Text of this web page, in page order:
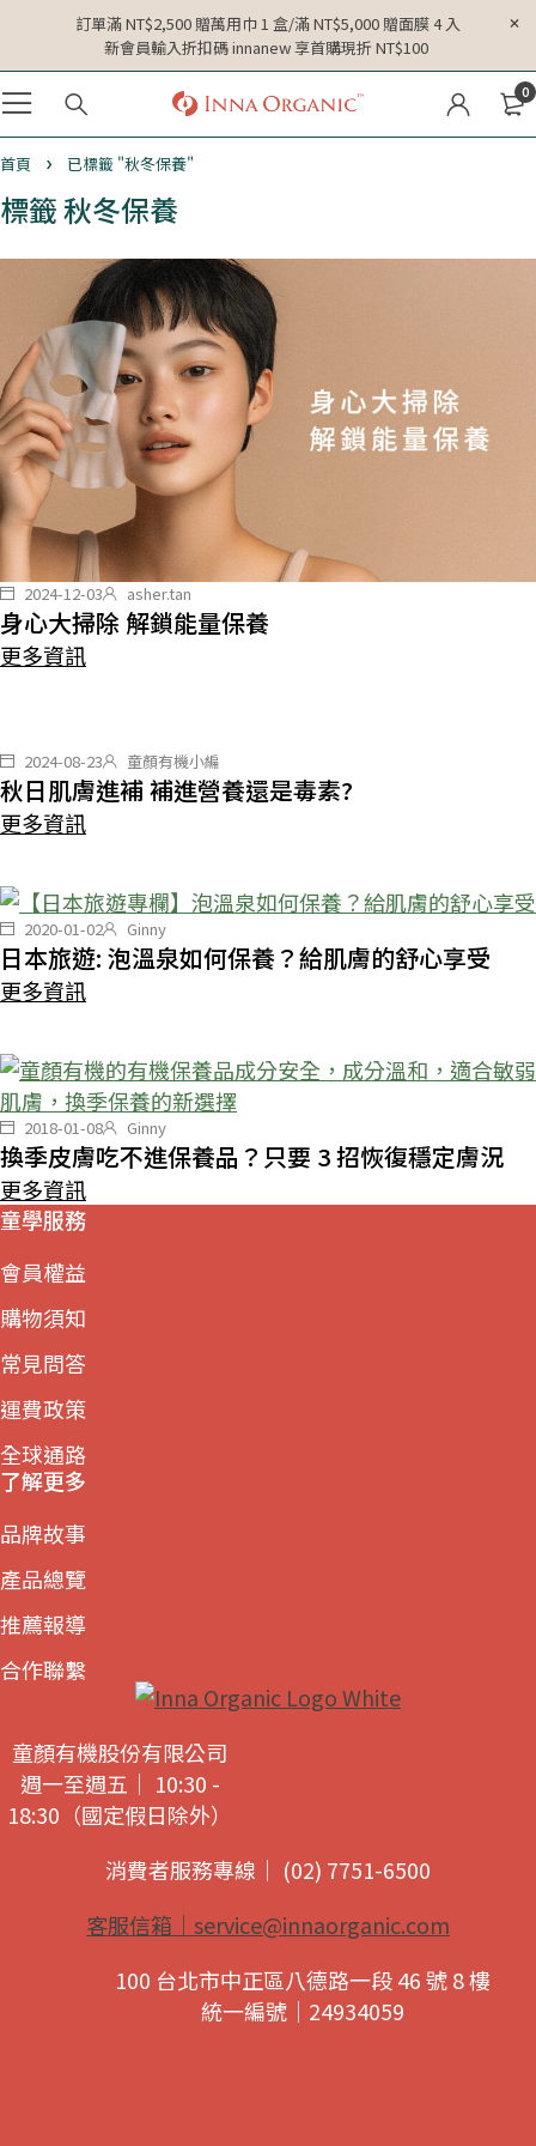
訂單滿 NT$2,500 贈萬用巾 1 盒/滿 NT$5,000 贈面膜 4 入
新會員輸入折扣碼 innanew 享首購現折 NT$100
0
首頁 已標籤 "秋冬保養"
標籤 秋冬保養
2024-12-03 asher.tan
身心大掃除 解鎖能量保養
更多資訊
2024-08-23 童顏有機小編
秋日肌膚進補 補進營養還是毒素?
更多資訊
2020-01-02 Ginny
日本旅遊: 泡溫泉如何保養？給肌膚的舒心享受
更多資訊
2018-01-08 Ginny
換季皮膚吃不進保養品？只要 3 招恢復穩定膚況
更多資訊
童學服務
會員權益
購物須知
常見問答
運費政策
全球通路
了解更多
品牌故事
產品總覽
推薦報導
合作聯繫
童顏有機股份有限公司
週一至週五｜ 10:30 -
18:30（國定假日除外）
消費者服務專線｜ (02) 7751-6500
客服信箱｜ service@innaorganic.com
100 台北市中正區八德路一段 46 號 8 樓
統一編號｜24934059